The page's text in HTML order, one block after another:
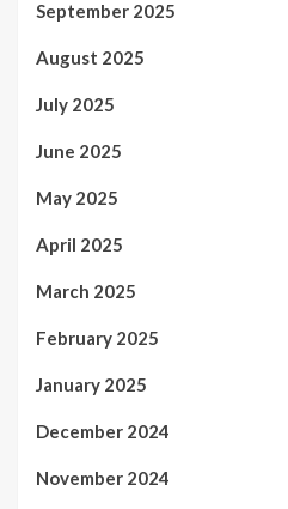
September 2025
August 2025
July 2025
June 2025
May 2025
April 2025
March 2025
February 2025
January 2025
December 2024
November 2024